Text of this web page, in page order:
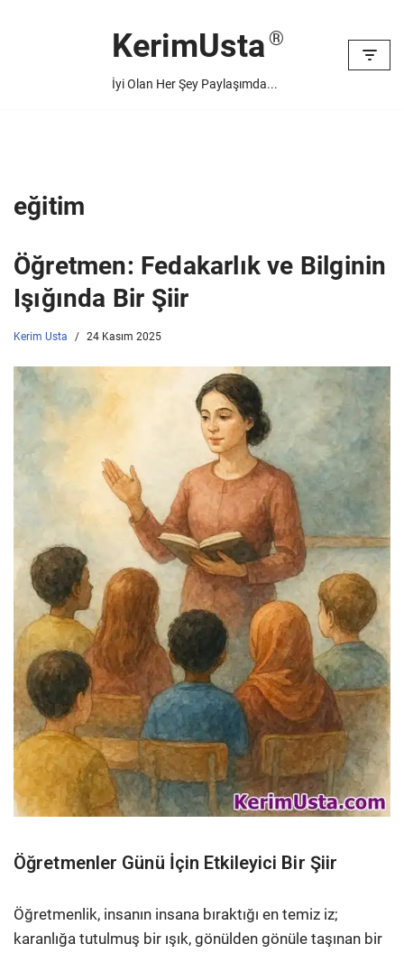
KerimUsta
İyi Olan Her Şey Paylaşımda...
eğitim
Öğretmen: Fedakarlık ve Bilginin
Işığında Bir Şiir
Kerim Usta 24 Kasım 2025
Öğretmenler Günü İçin Etkileyici Bir Şiir
Öğretmenlik, insanın insana bıraktığı en temiz iz;
karanlığa tutulmuş bir ışık, gönülden gönüle taşınan bir